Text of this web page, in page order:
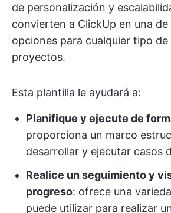
de personalización y
convierten a ClickUp en una de
opciones para cualquier tipo
proyectos.
Esta plantilla le ayudará a:
Planifique y ejecute de
proporciona un marco
desarrollar y ejecutar casos
Realice un seguimiento y
progreso: ofrece una
puede utilizar para realizar